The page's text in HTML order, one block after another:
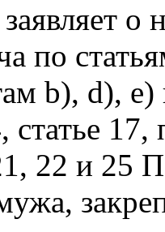
о
по
b), d),
статье
22 и 25